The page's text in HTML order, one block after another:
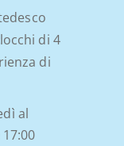
di 4
di
al